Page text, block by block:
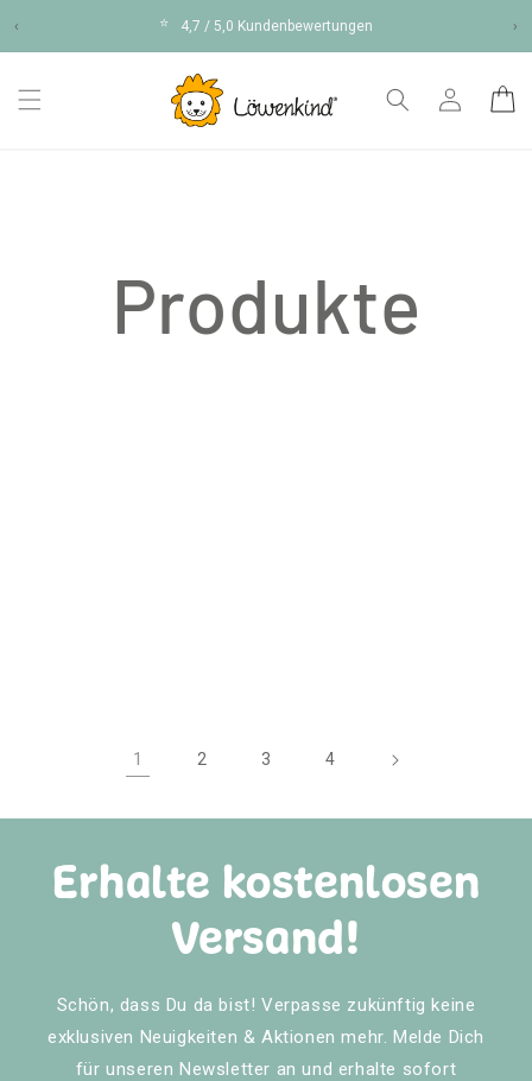
Inhalt
‹ ⭐ 4,7 / 5,0 Kundenbewertungen ›
Einloggen
Produkte
1 2 3 4
Erhalte kostenlosen
Versand!
Schön, dass Du da bist! Verpasse zukünftig keine
exklusiven Neuigkeiten & Aktionen mehr. Melde Dich
für unseren Newsletter an und erhalte sofort